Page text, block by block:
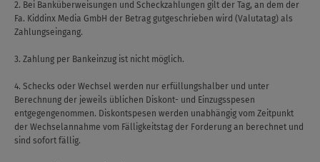
2. Bei Banküberweisungen und Scheckzahlungen gilt der Tag, an dem der
Fa. Kiddinx Media GmbH der Betrag gutgeschrieben wird (Valutatag) als
Zahlungseingang.
3. Zahlung per Bankeinzug ist nicht möglich.
4. Schecks oder Wechsel werden nur erfüllungshalber und unter
Berechnung der jeweils üblichen Diskont- und Einzugsspesen
entgegengenommen. Diskontspesen werden unabhängig vom Zeitpunkt
der Wechselannahme vom Fälligkeitstag der Forderung an berechnet und
sind sofort fällig.